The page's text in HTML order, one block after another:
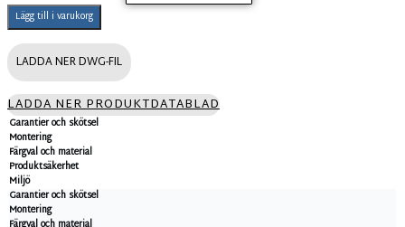
Lägg till i varukorg
LADDA NER DWG-FIL
LADDA NER PRODUKTDATABLAD
Garantier och skötsel
Montering
Färgval och material
Produktsäkerhet
Miljö
Garantier och skötsel
Montering